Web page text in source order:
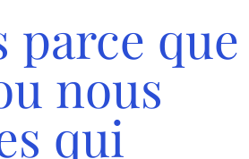
parce que
nous
qui